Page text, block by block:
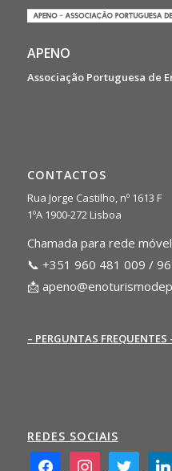
APENO
Associação Portuguesa de
CONTACTOS
Rua Jorge Castilho, nº 1613 F
1ºA 1900-272 Lisboa
Chamada para rede
📞 +351 960 481 009 /
📩
– PERGUNTAS FREQUENTES
REDES SOCIAIS
facebook2instagramtwitter